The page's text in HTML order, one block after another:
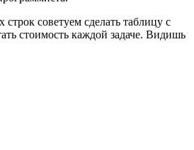
строк советуем сделать таблицу с
стоимость каждой задаче. Видишь